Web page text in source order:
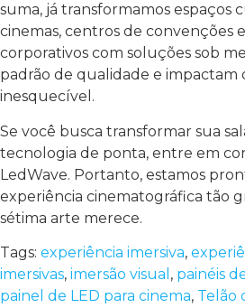
suma, já transformamos espaços
cinemas, centros de convenções
corporativos com soluções sob
padrão de qualidade e impactam
inesquecível.
Se você busca transformar sua
tecnologia de ponta, entre em
LedWave. Portanto, estamos
experiência cinematográfica tão
sétima arte merece.
Tags: experiência imersiva,
imersivas, imersão visual , painéis
painel de LED para cinema, Telão